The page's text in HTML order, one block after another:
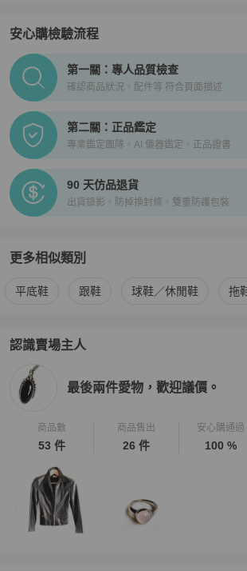
安心購檢驗流程
PopChill拍拍圈正品驗證、安心購檢驗流程
第一關：專人品質檢查
確認商品狀況、配件等 符合頁面描述
第二關：正品鑑定
專業鑑定團隊、AI 儀器鑑定、正品證書
90 天仿品退貨
出貨錄影、防掉換封條、雙重防護包裝
更多相似類別
更多Louis Vuitton女鞋 相似商品推薦
平底鞋 跟鞋 球鞋／休閒鞋 拖
認識賣場主人
PopChill 拍拍圈嚴選賣家 最後兩件愛物，
最後兩件愛物，歡迎議價。
商品數
53 件
商品售出
26 件
安心購通過
100 %